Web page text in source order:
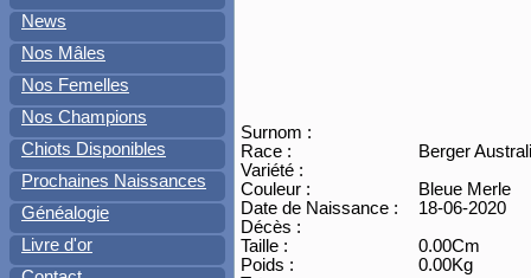
News
Nos Mâles
Nos Femelles
Nos Champions
Chiots Disponibles
Prochaines Naissances
Généalogie
Livre d'or
Surnom :
Race :
Berger
Variété :
Couleur :
Bleue Merle
Date de Naissance :
18-06-2020
Décès :
Taille :
0.00Cm
Poids :
0.00Kg